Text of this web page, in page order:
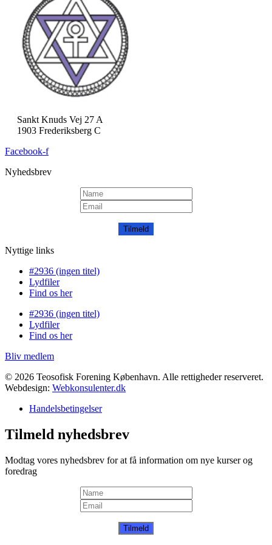
Sankt Knuds Vej 27 A
1903 Frederiksberg C
Facebook-f
Nyhedsbrev
Tilmeld
Nyttige links
#2936 (ingen titel)
Lydfiler
Find os her
#2936 (ingen titel)
Lydfiler
Find os her
Bliv medlem
© 2026 Teosofisk Forening København. Alle rettigheder reserveret.
Webdesign: Webkonsulenter.dk
Handelsbetingelser
Tilmeld nyhedsbrev
Modtag vores nyhedsbrev for at få information om nye kurser og
foredrag
Tilmeld